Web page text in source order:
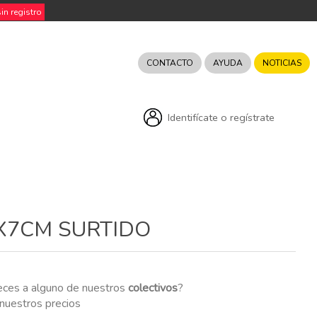
registro
CONTACTO AYUDA NOTICIAS
Identifícate o regístrate
SURTIDO
a alguno de nuestroscolectivos?
precios